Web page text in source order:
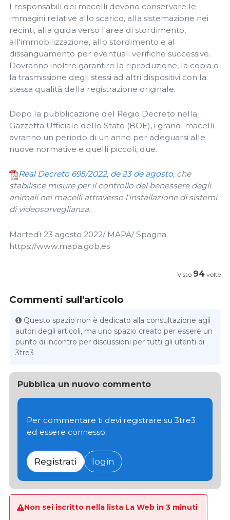
I responsabili dei macelli devono conservare le
immagini relative allo scarico, alla sistemazione nei
recinti, alla guida verso l'area di stordimento,
all'immobilizzazione, allo stordimento e al
dissanguamento per eventuali verifiche successive.
Dovranno inoltre garantire la riproduzione, la copia o
la trasmissione degli stessi ad altri dispositivi con la
stessa qualità della registrazione originale.
Dopo la pubblicazione del Regio Decreto nella
Gazzetta Ufficiale dello Stato (BOE), i grandi macelli
avranno un periodo di un anno per adeguarsi alle
nuove normative e quelli piccoli, due.
Real Decreto 695/2022, de 23 de agosto, che
stabilisce misure per il controllo del benessere degli
animali nei macelli attraverso l'installazione di sistemi
di videosorveglianza.
Martedì 23 agosto 2022/ MAPA/ Spagna.
https://www.mapa.gob.es
Visto 94 volte
Commenti sull'articolo
Questo spazio non è dedicato alla consultazione agli
autori degli articoli, ma uno spazio creato per essere un
punto di incontro per discussioni per tutti gli utenti di
3tre3
Pubblica un nuovo commento
Per commentare ti devi registrare su 3tre3
ed essere connesso.
Registrati login
Non sei iscritto nella lista La Web in 3 minuti